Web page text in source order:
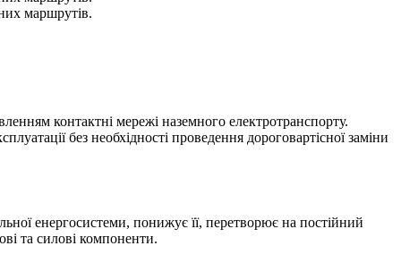
маршрутів.
контактні мережі наземного електротранспорту.
без необхідності проведення дороговартісної заміни
енергосистеми, понижує її, перетворює на постійний
та силові компоненти.